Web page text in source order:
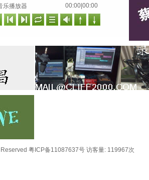
乐播放器 00:00|00:00
粤ICP备11087637号 访客量: 119967次